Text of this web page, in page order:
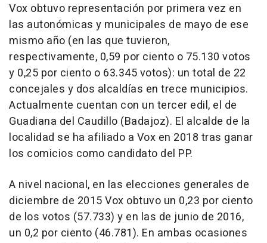
Vox obtuvo representación por primera vez en
las autonómicas y municipales de mayo de ese
mismo año (en las que tuvieron,
respectivamente, 0,59 por ciento o 75.130 votos
y 0,25 por ciento o 63.345 votos): un total de 22
concejales y dos alcaldías en trece municipios.
Actualmente cuentan con un tercer edil, el de
Guadiana del Caudillo (Badajoz). El alcalde de la
localidad se ha afiliado a Vox en 2018 tras ganar
los comicios como candidato del PP.
A nivel nacional, en las elecciones generales de
diciembre de 2015 Vox obtuvo un 0,23 por ciento
de los votos (57.733) y en las de junio de 2016,
un 0,2 por ciento (46.781). En ambas ocasiones